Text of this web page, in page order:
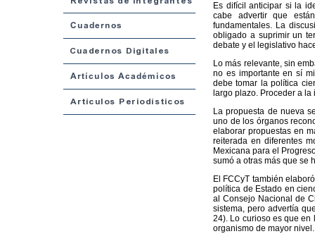
Es difícil anticipar si la
cabe advertir que
fundamentales. La
obligado a suprimir un
debate y el legislativo
Lo más relevante, sin
no es importante en sí
debe tomar la política
largo plazo. Proceder a
La propuesta de nueva
uno de los órganos
elaborar propuestas en
reiterada en diferentes
Mexicana para el
sumó a otras más que se
El FCCyT también
política de Estado en
al Consejo Nacional de
sistema, pero advertía
24). Lo curioso es que en
organismo de mayor nivel.